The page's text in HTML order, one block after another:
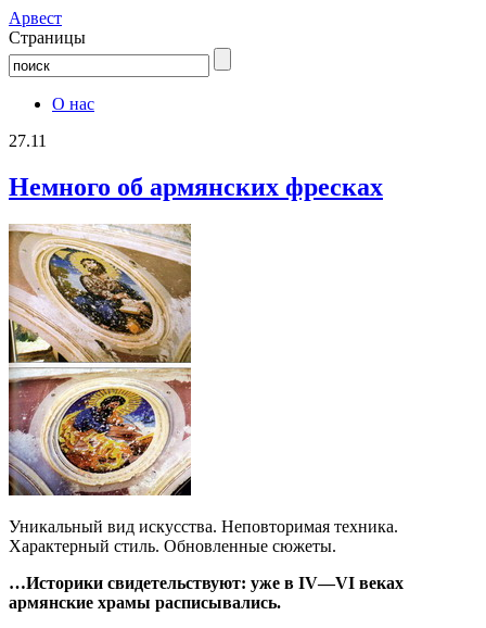
Aрвест
Страницы
О нас
27.11
Немного об армянских фресках
Уникальный вид искусства. Неповторимая техника.
Характерный стиль. Обновленные сюжеты.
…Историки свидетельствуют: уже в IV—VI веках
армянские храмы расписывались.